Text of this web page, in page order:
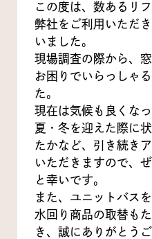
この度は、数あるリ
弊社をご利用いただ
いました。
現場調査の際から、
お困りでいらっしゃ
た。
現在は気候も良くな
夏・冬を迎えた際に
たかなど、引き続き
いただきますので、
と幸いです。
また、ユニットバス
水回り商品の取替も
き、誠にありがとう